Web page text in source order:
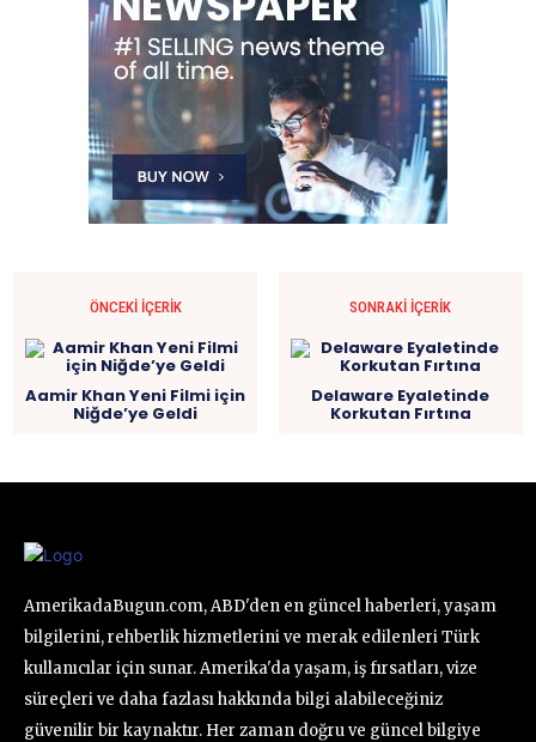
ÖNCEKI İÇERIK
Aamir Khan Yeni Filmi için
Niğde’ye Geldi
SONRAKI İÇERIK
Delaware Eyaletinde
Korkutan Fırtına
AmerikadaBugun.com, ABD'den en güncel haberleri, yaşam
bilgilerini, rehberlik hizmetlerini ve merak edilenleri Türk
kullanıcılar için sunar. Amerika'da yaşam, iş fırsatları, vize
süreçleri ve daha fazlası hakkında bilgi alabileceğiniz
güvenilir bir kaynaktır. Her zaman doğru ve güncel bilgiye